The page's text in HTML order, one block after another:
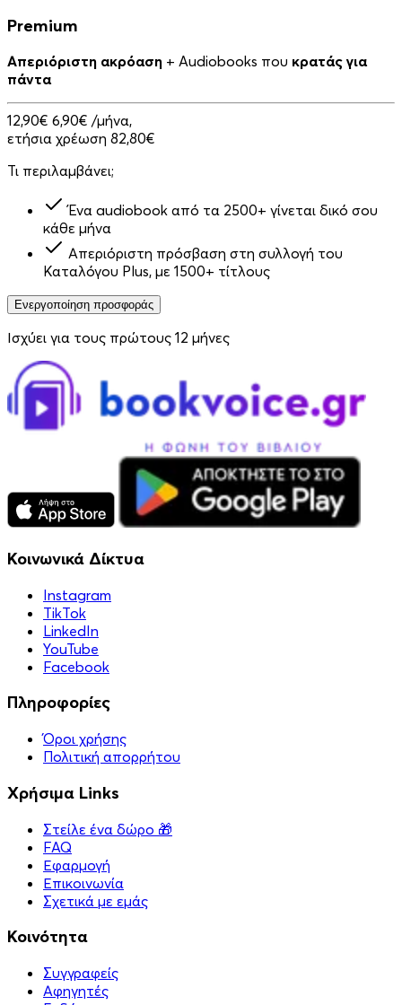
Premium
Απεριόριστη ακρόαση + Audiobooks που κρατάς για
πάντα
12,90€ 6,90€ /μήνα,
ετήσια χρέωση 82,80€
Τι περιλαμβάνει;
Ένα audiobook από τα 2500+ γίνεται δικό σου
κάθε μήνα
Απεριόριστη πρόσβαση στη συλλογή του
Καταλόγου Plus, με 1500+ τίτλους
Ενεργοποίηση προσφοράς
Ισχύει για τους πρώτους 12 μήνες
Κοινωνικά Δίκτυα
Instagram
TikTok
LinkedIn
YouTube
Facebook
Πληροφορίες
Όροι χρήσης
Πολιτική απορρήτου
Χρήσιμα Links
Στείλε ένα δώρο 🎁
FAQ
Εφαρμογή
Επικοινωνία
Σχετικά με εμάς
Κοινότητα
Συγγραφείς
Αφηγητές